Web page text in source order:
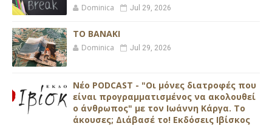
Dominica Jul 29, 2026
ΤΟ ΒΑΝΑΚΙ
Dominica Jul 29, 2026
Νέο PODCAST - "Οι μόνες διατροφές που
είναι προγραμματισμένος να ακολουθεί
ο άνθρωπος" με τον Ιωάννη Κάργα. Το
άκουσες; Διάβασέ το! Εκδόσεις Ιβίσκος